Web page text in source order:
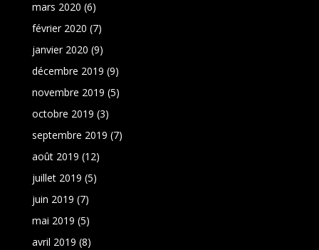
mars 2020 (6)
février 2020 (7)
janvier 2020 (9)
décembre 2019 (9)
novembre 2019 (5)
octobre 2019 (3)
septembre 2019 (7)
août 2019 (12)
juillet 2019 (5)
juin 2019 (7)
mai 2019 (5)
avril 2019 (8)